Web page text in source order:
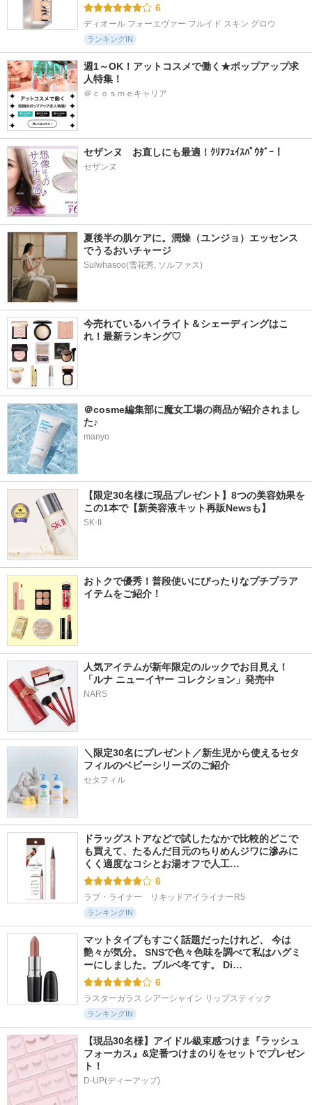
6
ディオール フォーエヴァー フルイド スキン グロウ
ランキングIN
週1～OK！アットコスメで働く★ポップアップ求
人特集！
＠ｃｏｓｍｅキャリア
セザンヌ　お直しにも最適！ｸﾘｱﾌｪｲｽﾊﾟｳﾀﾞｰ！
セザンヌ
夏後半の肌ケアに。潤燥（ユンジョ）エッセンス
でうるおいチャージ
Sulwhasoo(雪花秀, ソルファス)
今売れているハイライト＆シェーディングはこ
れ！最新ランキング♡
＠cosme編集部に魔女工場の商品が紹介されまし
た♪
manyo
【限定30名様に現品プレゼント】8つの美容効果を
この1本で【新美容液キット再販Newsも】
SK-II
おトクで優秀！普段使いにぴったりなプチプラア
イテムをご紹介！
人気アイテムが新年限定のルックでお目見え！
「ルナ ニューイヤー コレクション」発売中
NARS
＼限定30名にプレゼント／新生児から使えるセタ
フィルのベビーシリーズのご紹介
セタフィル
ドラッグストアなどで試したなかで比較的どこで
も買えて、たるんだ目元のちりめんジワに滲みに
くく適度なコシとお湯オフで人工…
6
ラブ・ライナー　リキッドアイライナーR5
ランキングIN
マットタイプもすごく話題だったけれど、 今は
艶々が気分。 SNSで色々色味を調べて私はハグミ
ーにしました。ブルベ冬てす。 Di…
6
ラスターガラス シアーシャイン リップスティック
ランキングIN
【現品30名様】アイドル級束感つけま『ラッシュ
フォーカス』&定番つけまのりをセットでプレゼン
ト！
D-UP(ディーアップ)